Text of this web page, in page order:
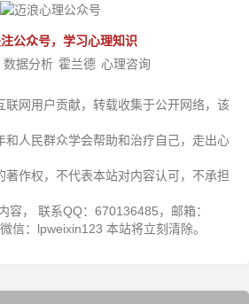
公众号，学习心理知识
数据分析 霍兰德 心理咨询
联网用户贡献，转载收集于公开网络，该
和人民群众学会帮助和治疗自己，走出心
著作权，不代表本站对内容认可，不承担
容， 联系QQ：670136485，邮箱：
信：lpweixin123 本站将立刻清除。